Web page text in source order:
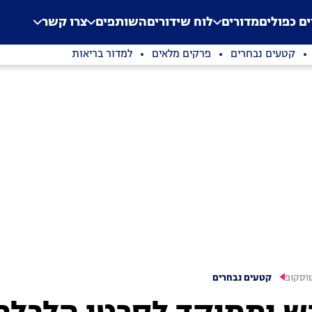
Application error: a
. כפוליםמדורים לוח שידוריםהשותפים צרו קשר
קטעים נבחרים פרקים מלאים למדור בריאות
קטעים נבחרים